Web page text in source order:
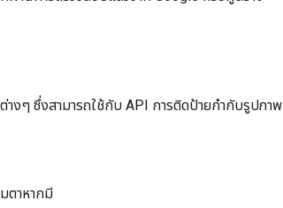
างๆ ซึ่งสามารถใช้กับ API การติดป้ายกำกับรูปภาพ
ตาหากมี